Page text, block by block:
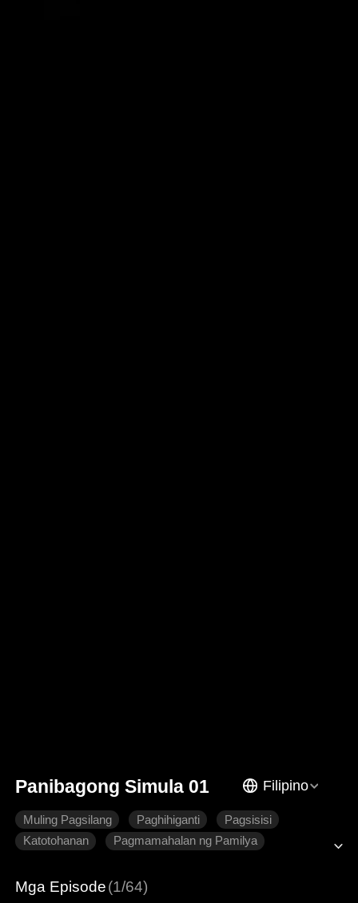
Panibagong Simula 01 Filipino
Muling Pagsilang Paghihiganti
Pagsisisi
Katotohanan
Pagmamahalan ng Pamilya
Mga Episode(1/64)